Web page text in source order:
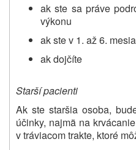
ak ste sa práve
výkonu
ak ste v 1. až 6.
ak dojčíte
Starší pacienti
Ak ste staršia osoba,
účinky, najmä na
v tráviacom trakte, ktoré